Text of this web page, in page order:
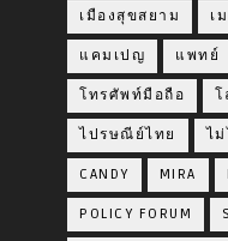
เมืองสุขสยาม เ
แคมเปญ แพทย์
โทรศัพท์มือถือ โ
ไปรษณีย์ไทย ไ
CANDY MIRA
POLICY FORUM